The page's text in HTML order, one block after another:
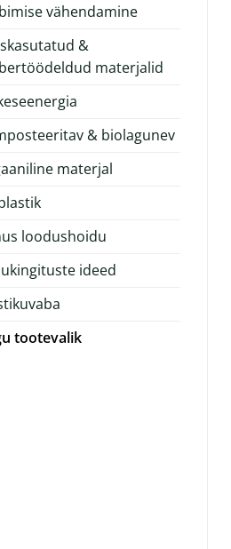
vähendamine
&
materjalid
& biolagunev
materjal
loodushoidu
ideed
tootevalik